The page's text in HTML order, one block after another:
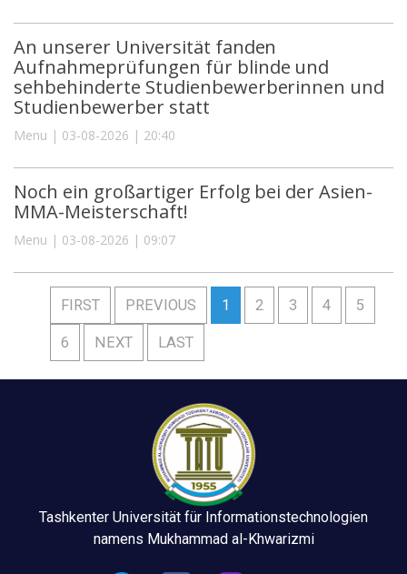
An unserer Universität fanden
Aufnahmeprüfungen für blinde und
sehbehinderte Studienbewerberinnen und
Studienbewerber statt
Menu | 03-08-2026 | 20:40
Noch ein großartiger Erfolg bei der Asien-
MMA-Meisterschaft!
Menu | 03-08-2026 | 09:07
FIRST PREVIOUS 1 2 3 4 5
6 NEXT LAST
Tashkenter Universität für Informationstechnologien
namens Mukhammad al-Khwarizmi